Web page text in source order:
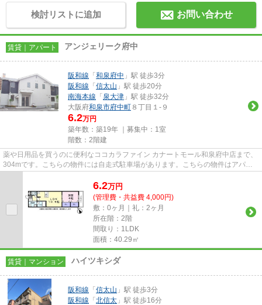
検討リストに追加 お問い合わせ
賃貸｜アパート アンジェリーク府中
阪和線 「 和泉府中 」駅 徒歩3分
阪和線 「 信太山 」駅 徒歩20分
南海本線 「 泉大津 」駅 徒歩32分
大阪府和泉市府中町 ８丁目１-９
6.2万円
築年数：築19年 ｜募集中： 1室
階数：2階建
薬や日用品を買うのに便利なココカラファイン カナートモール和泉府中店まで、
304mです。こちらの物件には自走式駐車場があります。こちらの物件はアパー
6.2万円
(管理費・共益費 4,000円)
敷：0ヶ月｜礼：2ヶ月
所在階：2階
間取り：1LDK
面積：40.29㎡
賃貸｜マンション ハイツキシダ
阪和線 「 信太山 」駅 徒歩3分
阪和線 「 北信太 」駅 徒歩16分